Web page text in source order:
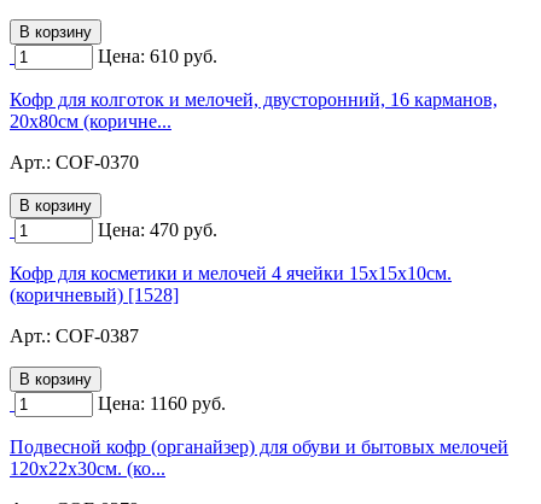
Цена: 610 руб.
Кофр для колготок и мелочей, двусторонний, 16 карманов,
20х80см (коричне...
Арт.: COF-0370
Цена: 470 руб.
Кофр для косметики и мелочей 4 ячейки 15х15х10см.
(коричневый) [1528]
Арт.: COF-0387
Цена: 1160 руб.
Подвесной кофр (органайзер) для обуви и бытовых мелочей
120х22х30см. (ко...